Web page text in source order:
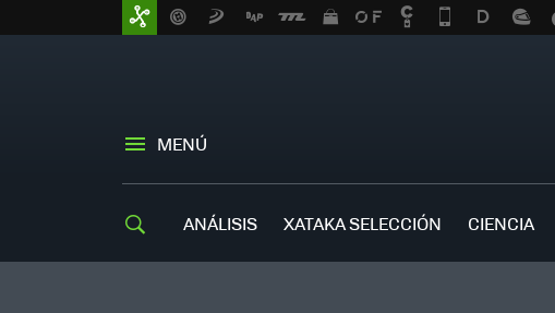
MENÚ
ANÁLISIS XATAKA SELECCIÓN CIENCIA